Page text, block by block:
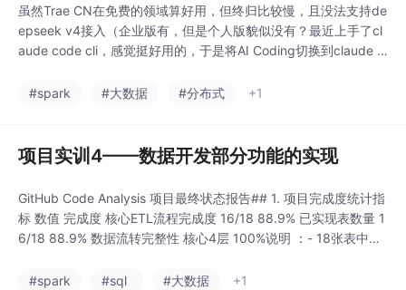
虽然Trae CN在免费的领域算好用，但终归比较慢，且没法支持de
epseek v4接入（企业版有，但是个人版貌似没有？最近上手了cl
aude code cli，感觉挺好用的，于是将AI Coding切换到claude c
绍cc的国内安装。前置工作：下载node.js & git（搜一下就行，没
#spark #大数据 #分布式 +1
项目实训4——数据开发部分功能的实现
GitHub Code Analysis 项目最终状态报告## 1. 项目完成度统计指
标 数值 完成度 核心ETL流程完成度 16/18 88.9% 已实现表数量 1
6/18 88.9% 数据流转完整性 核心4层 100%说明 ：- 18张表中，1
nguage_analysis 和 ads_repo_qua
#spark #sql #大数据 +1